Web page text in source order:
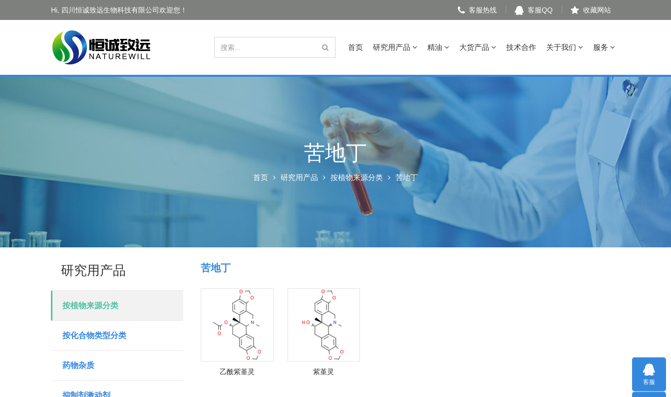
Hi, 四川恒诚致远生物科技有限公司欢迎您！ 客服热线 客服QQ 收藏网站
首页 研究用产品 精油 大货产品 技术合作 关于我们 服务
苦地丁
首页 研究用产品 按植物来源分类 苦地丁
研究用产品
按植物来源分类
按化合物类型分类
药物杂质
抑制剂激动剂
苦地丁
乙酰紫堇灵 紫堇灵
客服